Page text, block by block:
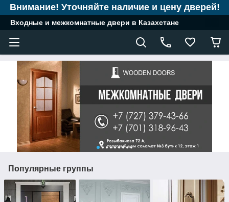
Внимание! Уточняйте наличие и цену дверей!
Входные и межкомнатные двери в Казахстане
Популярные группы